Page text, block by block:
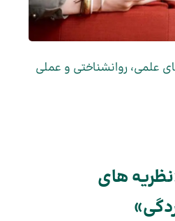
علمی، روانشناختی و عملی
های